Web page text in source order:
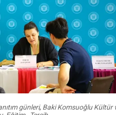
günleri, Baki Komsuoğlu Kültür